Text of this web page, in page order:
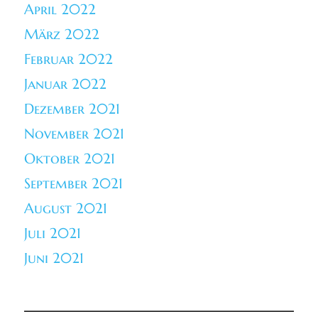
April 2022
März 2022
Februar 2022
Januar 2022
Dezember 2021
November 2021
Oktober 2021
September 2021
August 2021
Juli 2021
Juni 2021